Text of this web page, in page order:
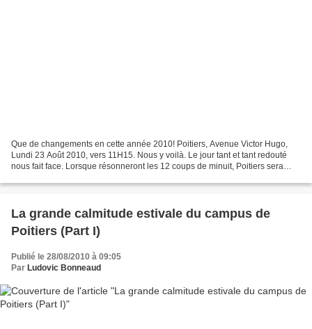
Que de changements en cette année 2010! Poitiers, Avenue Victor Hugo,
Lundi 23 Août 2010, vers 11H15. Nous y voilà. Le jour tant et tant redouté
nous fait face. Lorsque résonneront les 12 coups de minuit, Poitiers sera
La grande calmitude estivale du campus de
Poitiers (Part I)
Publié le 28/08/2010 à 09:05
Par Ludovic Bonneaud